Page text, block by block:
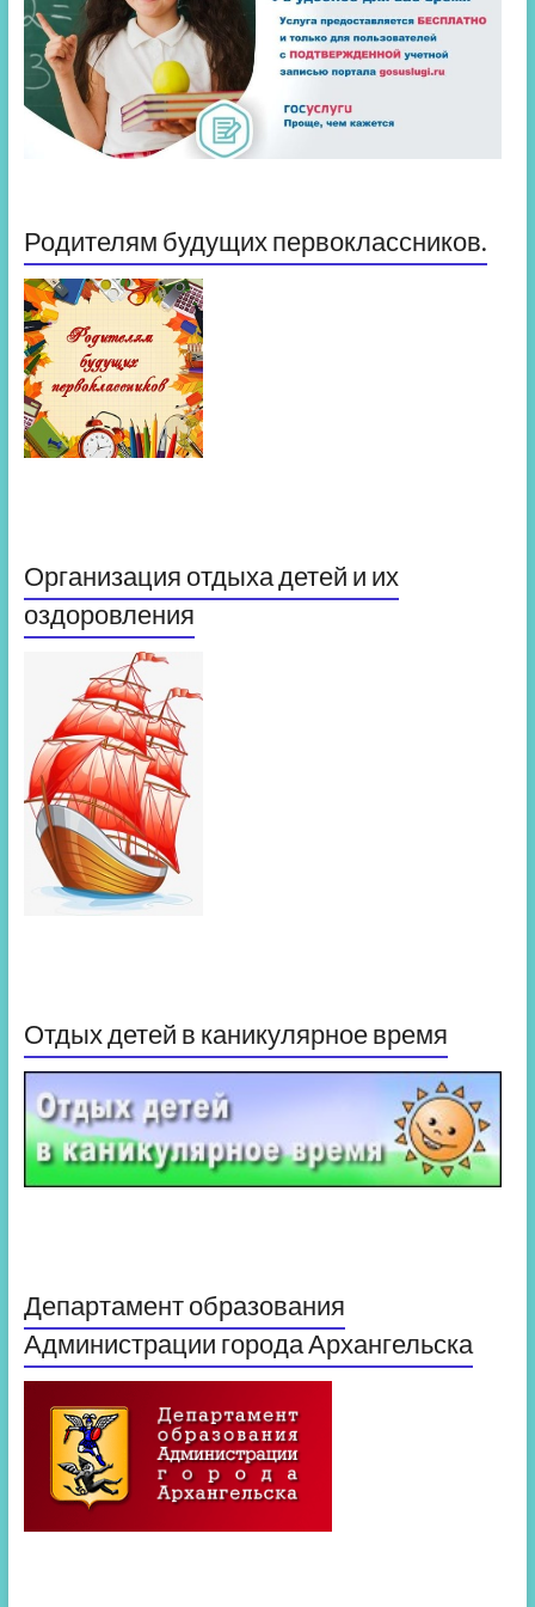
Родителям будущих первоклассников.
Организация отдыха детей и их
оздоровления
Отдых детей в каникулярное время
Департамент образования
Администрации города Архангельска